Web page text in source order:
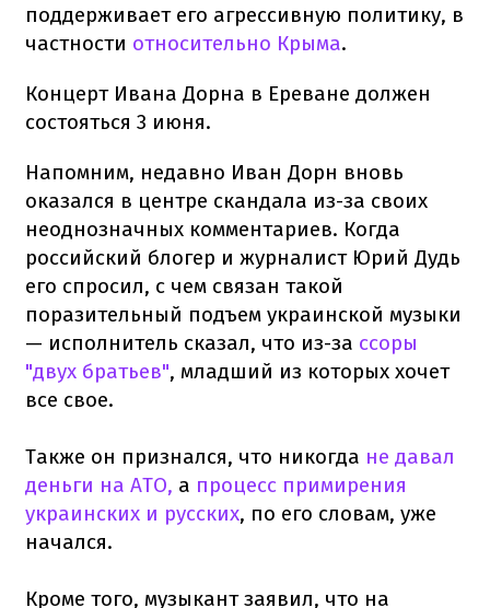
поддерживает его агрессивную политику, в
частности относительно Крыма.
Концерт Ивана Дорна в Ереване должен
состояться 3 июня.
Напомним, недавно Иван Дорн вновь
оказался в центре скандала из-за своих
неоднозначных комментариев. Когда
российский блогер и журналист Юрий Дудь
его спросил, с чем связан такой
поразительный подъем украинской музыки
— исполнитель сказал, что из-за ссоры
"двух братьев", младший из которых хочет
все свое.
Также он признался, что никогда не давал
деньги на АТО, а процесс примирения
украинских и русских, по его словам, уже
начался.
Кроме того, музыкант заявил, что на